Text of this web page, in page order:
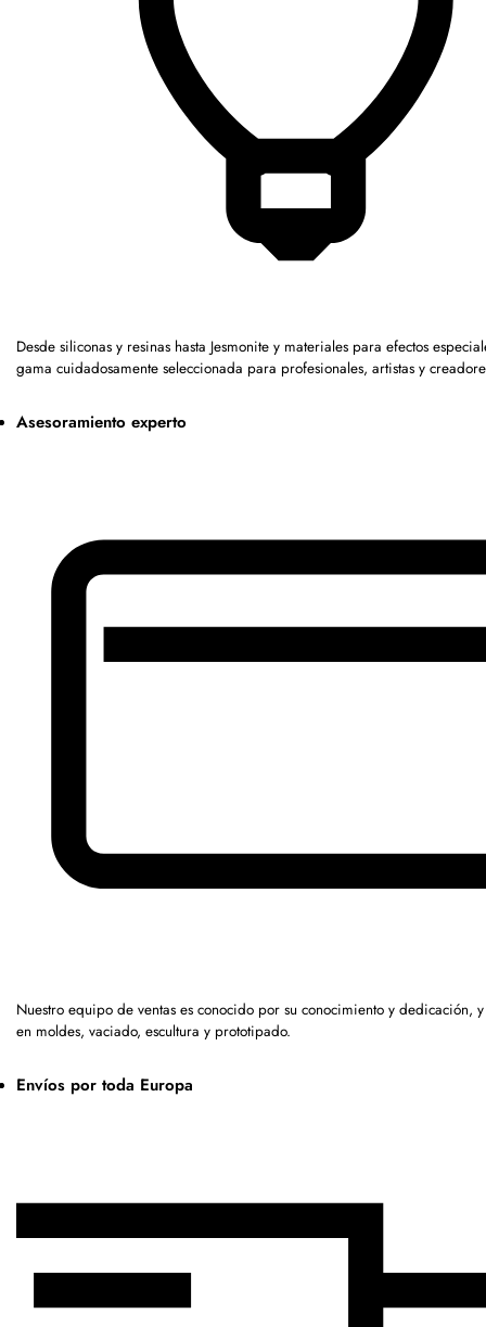
Desde siliconas y resinas hasta Jesmonite y materiales para efectos
gama cuidadosamente seleccionada para profesionales, artistas y
Asesoramiento experto
Nuestro equipo de ventas es conocido por su conocimiento y dedicación,
en moldes, vaciado, escultura y prototipado.
Envíos por toda Europa